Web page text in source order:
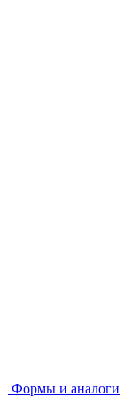
Формы и аналоги